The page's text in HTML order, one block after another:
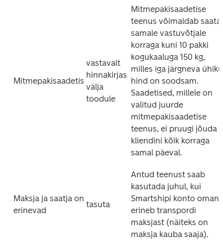
Mitmepakisaadetis
vastavalt
hinnakirjas
välja
toodule
Mitmepakisaadetise
teenus võimaldab saata
samale vastuvõtjale
korraga kuni 10 pakki
kogukaaluga 150 kg,
milles iga järgneva ühiku
hind on soodsam.
Saadetised, millele on
valitud juurde
mitmepakisaadetise
teenus, ei pruugi jõuda
kliendini kõik korraga
samal päeval.
Maksja ja saatja on
erinevad
tasuta
Antud teenust saab
kasutada juhul, kui
Smartshipi konto
erineb transpordi
maksjast (näiteks on
maksja kauba saaja).